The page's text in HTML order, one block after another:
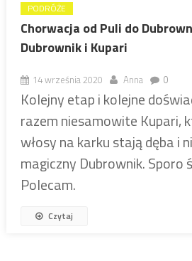
PODRÓŻE
Chorwacja od Puli do
Dubrownik i Kupari
14 września 2020 Anna 0
Kolejny etap i kolejne
razem niesamowite Kupari,
włosy na karku stają dęba i
magiczny Dubrownik. Sporo
Polecam.
Czytaj